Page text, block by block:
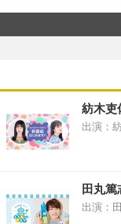
紡木吏
出演：
田丸
出演：